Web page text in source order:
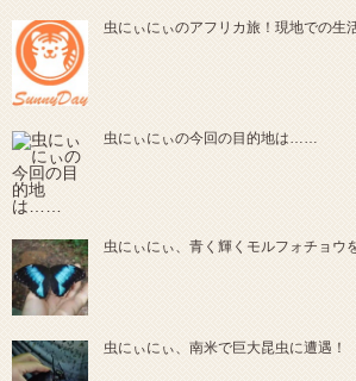
虫にぃにぃのアフリカ旅！現地での生
虫にぃにぃの今回の目的地は……
虫にぃにぃ、青く輝くモルフォチョウ
虫にぃにぃ、南米で巨大昆虫に遭遇！